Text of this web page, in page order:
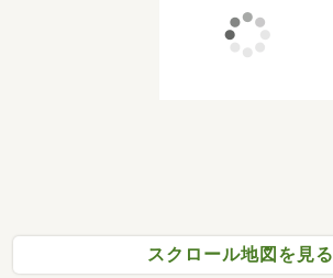
スクロール地図を見る